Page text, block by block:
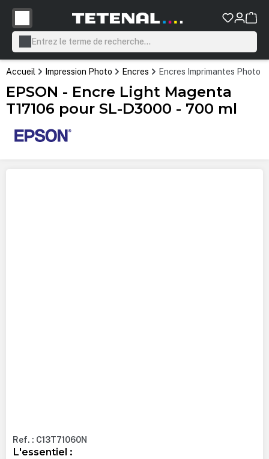
principal
Accueil Impression Photo Encres Encres Imprimantes Photo
EPSON - Encre Light Magenta
T17106 pour SL-D3000 - 700 ml
Ref. : C13T71060N
L'essentiel :